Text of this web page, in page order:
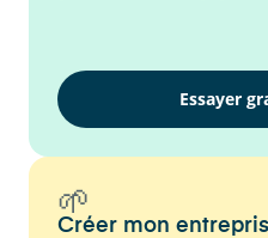
Essayer
🌱
Créer mon